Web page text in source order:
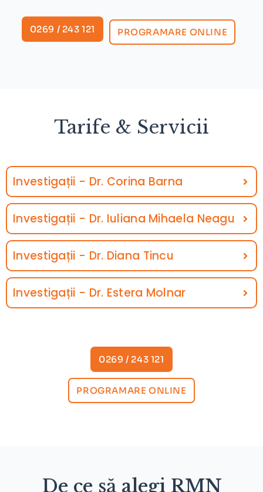
0269 / 243 121 PROGRAMARE ONLINE
Tarife & Servicii
Investigații - Dr. Corina Barna
Investigații - Dr. Iuliana Mihaela Neagu
Investigații - Dr. Diana Tincu
Investigații - Dr. Estera Molnar
0269 / 243 121
PROGRAMARE ONLINE
De ce să alegi RMN